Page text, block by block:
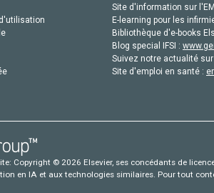
Site d'information sur
E-learning pour les
Bibliothèque d'e-books
Blog special IFSI :
Suivez notre actualité
Site d'emploi en santé :
Copyright © 2026 Elsevier, ses concédants de
en IA et aux technologies similaires. Pour tout